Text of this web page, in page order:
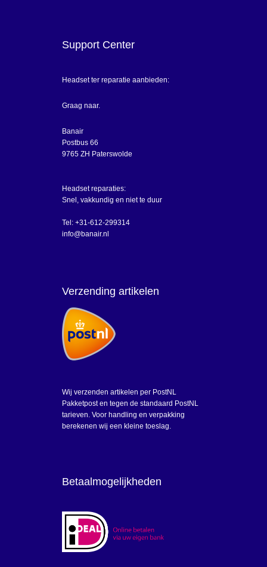
Support Center
Headset ter reparatie aanbieden:
Graag naar.
Banair
Postbus 66
9765 ZH Paterswolde
Headset reparaties:
Snel, vakkundig en niet te duur
Tel: +31-612-299314
info@banair.nl
Verzending artikelen
Wij verzenden artikelen per PostNL
Pakketpost en tegen de standaard PostNL
tarieven. Voor handling en verpakking
berekenen wij een kleine toeslag.
Betaalmogelijkheden